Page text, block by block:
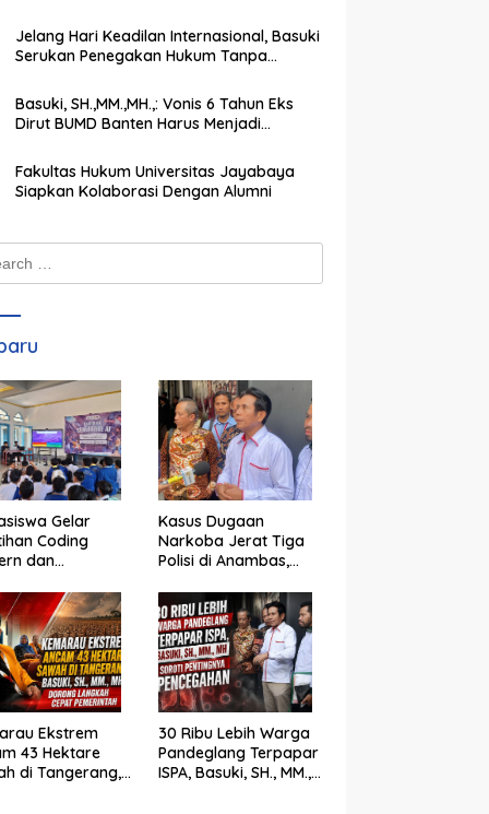
Jelang Hari Keadilan Internasional, Basuki
Serukan Penegakan Hukum Tanpa
Basuki, SH.,MM.,MH.,: Vonis 6 Tahun Eks
Dirut BUMD Banten Harus Menjadi
Fakultas Hukum Universitas Jayabaya
Siapkan Kolaborasi Dengan Alumni
Gelar
Coding
dan
SMK Al-
Kasus Dugaan
Narkoba Jerat Tiga
Polisi di Anambas,
Hukum Harus Tegak
Ekstrem
43 Hektare
di Tangerang,
30 Ribu Lebih Warga
Pandeglang Terpapar
ISPA, Basuki, SH., MM.,